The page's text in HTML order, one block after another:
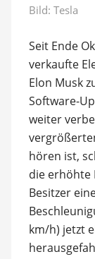
Bild: Tesla
Seit Ende
verkaufte
Elon Musk
Software-
weiter
hören ist,
die erhöhte
Besitzer
km/h) jetzt